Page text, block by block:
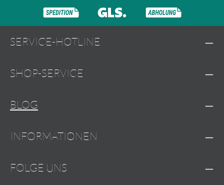
SERVICE-HOTLINE
SHOP-SERVICE
BLOG
INFORMATIONEN
FOLGE UNS